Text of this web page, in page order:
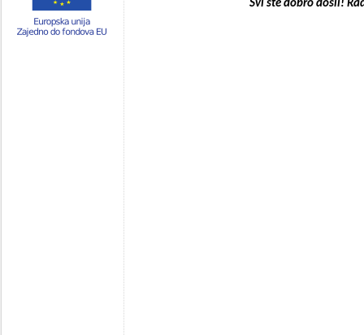
Svi ste dobro došli!